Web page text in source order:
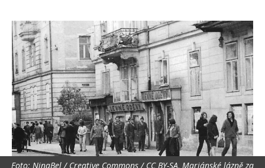
Foto: NinaBel / Creative Commons / CC BY-SA, Mariánské lázně za